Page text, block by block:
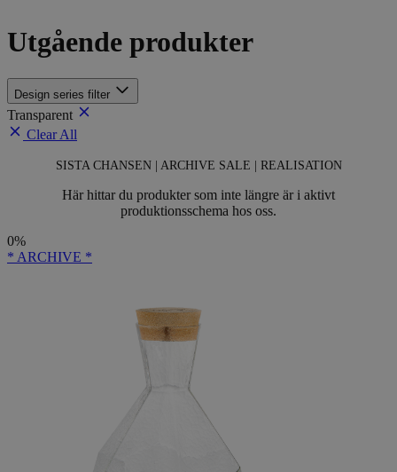
Utgående produkter
Design series filter
Transparent
Clear All
SISTA CHANSEN | ARCHIVE SALE | REALISATION
Här hittar du produkter som inte längre är i aktivt
produktionsschema hos oss.
0%
* ARCHIVE *